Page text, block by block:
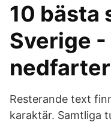
10 bästa
Sverige
nedfarter
Resterande text
karaktär. Samtliga